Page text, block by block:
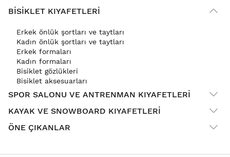
BISIKLET KIYAFETLERI
Erkek önlük şortları ve taytları
Kadın önlük şortları ve taytları
Erkek formaları
Kadın formaları
Bisiklet gözlükleri
Bisiklet aksesuarları
SPOR SALONU VE ANTRENMAN KIYAFETLERI
KAYAK VE SNOWBOARD KIYAFETLERI
ÖNE ÇIKANLAR